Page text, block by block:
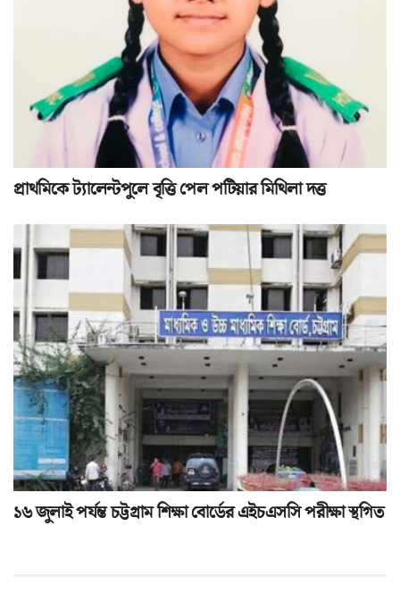
প্রাথমিকে ট্যালেন্টপুলে বৃত্তি পেল পটিয়ার মিথিলা দত্ত
১৬ জুলাই পর্যন্ত চট্টগ্রাম শিক্ষা বোর্ডের এইচএসসি পরীক্ষা স্থগিত